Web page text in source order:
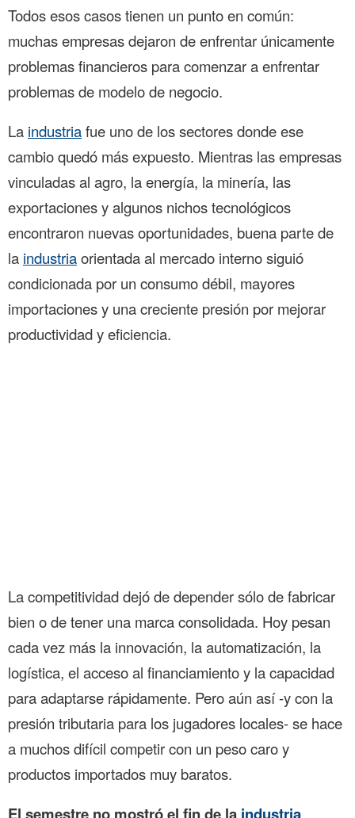
Todos esos casos tienen un punto en común:
muchas empresas dejaron de enfrentar únicamente
problemas financieros para comenzar a enfrentar
problemas de modelo de negocio.
La industriafue uno de los sectores donde ese
cambio quedó más expuesto. Mientras las empresas
vinculadas al agro, la energía, la minería, las
exportaciones y algunos nichos tecnológicos
encontraron nuevas oportunidades, buena parte de
la industriaorientada al mercado interno siguió
condicionada por un consumo débil, mayores
importaciones y una creciente presión por mejorar
productividad y eficiencia.
La competitividad dejó de depender sólo de fabricar
bien o de tener una marca consolidada. Hoy pesan
cada vez más la innovación, la automatización, la
logística, el acceso al financiamiento y la capacidad
para adaptarse rápidamente. Pero aún así -y con la
presión tributaria para los jugadores locales- se hace
a muchos difícil competir con un peso caro y
productos importados muy baratos.